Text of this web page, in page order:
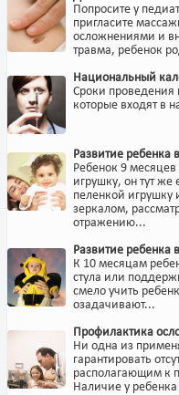
Попросите у
пригласите
осложнениями и
травма, ребенок
Национальный
Сроки проведения
которые входят в
Развитие ребенка
Ребенок 9
игрушку, он тут же
пеленкой игрушку
зеркалом,
отражению...
Развитие ребенка
К 10 месяцам
стула или
смело учить
озадачивают...
Профилактика
Ни одна из
гарантировать
располагающим к
Наличие у